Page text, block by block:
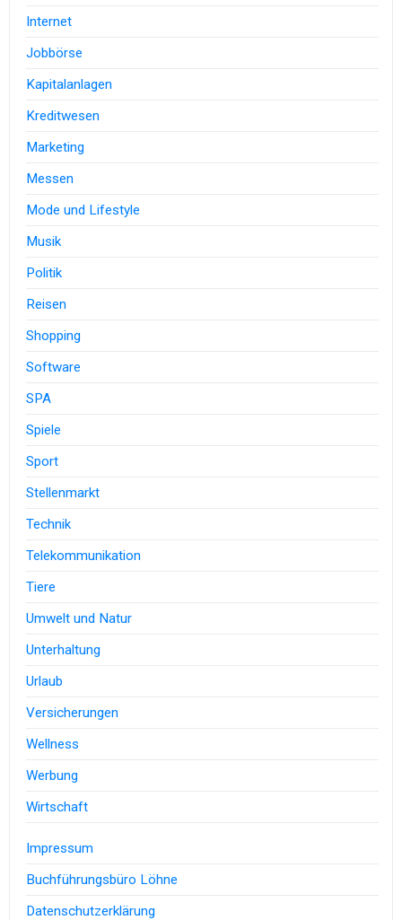
Internet
Jobbörse
Kapitalanlagen
Kreditwesen
Marketing
Messen
Mode und Lifestyle
Musik
Politik
Reisen
Shopping
Software
SPA
Spiele
Sport
Stellenmarkt
Technik
Telekommunikation
Tiere
Umwelt und Natur
Unterhaltung
Urlaub
Versicherungen
Wellness
Werbung
Wirtschaft
Impressum
Buchführungsbüro Löhne
Datenschutzerklärung